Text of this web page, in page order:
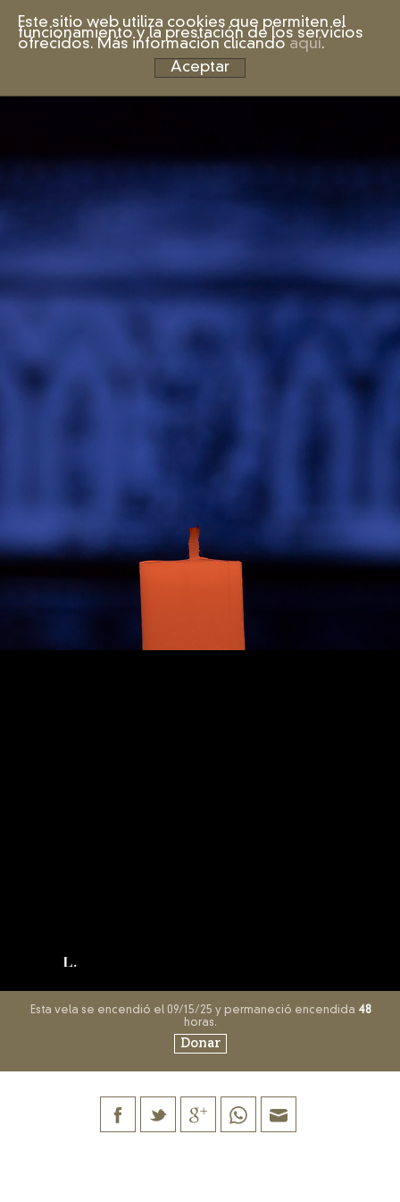
Este sitio web utiliza cookies que permiten el
funcionamiento y la prestación de los servicios
ofrecidos. Más información clicando aquí.
Aceptar
L.
Esta vela se encendió el 09/15/25 y permaneció encendida 48
horas.
Donar